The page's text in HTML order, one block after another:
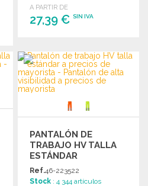
visibilité.
A PARTIR DE
27,39 €SIN IVA
Solicitar un presupuesto
PANTALÓN DE
TRABAJO HV TALLA
ESTÁNDAR
Ref.46-223522
Stock : 4 344 artículos